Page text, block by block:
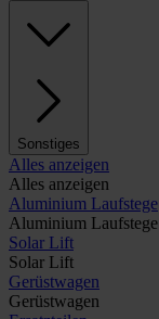
Sonstiges
Alles anzeigen
Alles anzeigen
Aluminium Laufstege
Aluminium Laufstege
Solar Lift
Solar Lift
Gerüstwagen
Gerüstwagen